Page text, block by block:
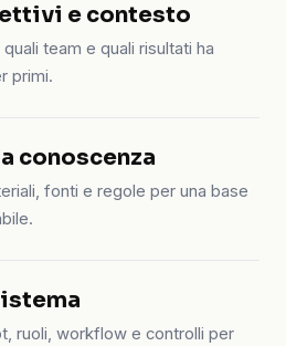
e contesto
team e quali risultati ha
primi.
conoscenza
fonti e regole per una base
ruoli, workflow e controlli per